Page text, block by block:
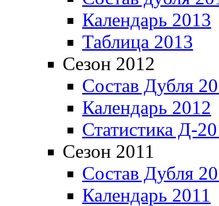
Календарь 2013
Таблица 2013
Сезон 2012
Состав Дубля
Календарь 2012
Статистика Д-
Сезон 2011
Состав Дубля
Календарь 2011